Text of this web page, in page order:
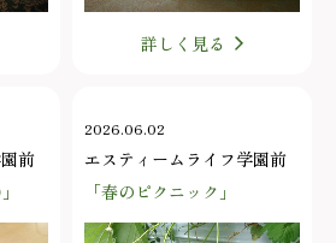
詳しく見る
前
2026.06.02
エスティームライフ学園前
「春のピクニック」